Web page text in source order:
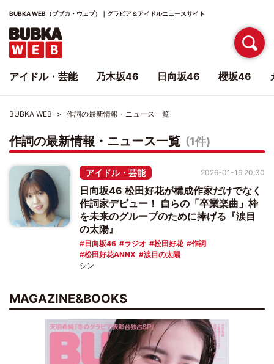
BUBKA WEB（ブブカ・ウェブ）｜グラビア＆アイドルニュースサイト
BUBKA WEB 作詞の最新情報・ニュース一覧
作詞の最新情報・ニュース一覧 (1件)
アイドル・芸能
日向坂46 松田好花が構成作家だけでなく
作詞家デビュー！ 自らの「卒業楽曲」枠
を未来のグループのために捧げる『涙目
の太陽』
日向坂46 ラジオ 松田好花
作詞
松田好花ANNX
涙目の太陽
2026-01-16 20:30
シン
MAGAZINE&BOOKS
アイドル・芸能 乃木坂46 日向坂46 櫻坂46